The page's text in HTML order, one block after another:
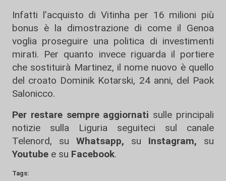
Infatti l’acquisto di Vitinha per 16 milioni più
bonus è la dimostrazione di come il Genoa
voglia proseguire una politica di investimenti
mirati. Per quanto invece riguarda il portiere
che sostituirà Martinez, il nome nuovo è quello
del croato Dominik Kotarski, 24 anni, del Paok
Salonicco.
Per restare sempre aggiornati sulle principali
notizie sulla Liguria seguiteci sul canale
Telenord, su
Whatsapp, su Instagram, su
Youtube e su Facebook.
Tags: